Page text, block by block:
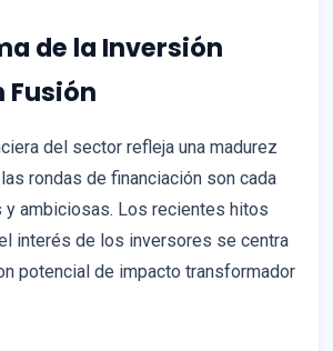
de la Inversión
Fusión
del sector refleja una madurez
rondas de financiación son cada
y ambiciosas. Los recientes hitos
interés de los inversores se centra
potencial de impacto transformador